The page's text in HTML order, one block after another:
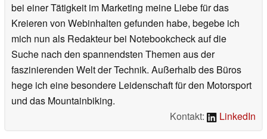
bei einer Tätigkeit im Marketing meine Liebe für das
Kreieren von Webinhalten gefunden habe, begebe ich
mich nun als Redakteur bei Notebookcheck auf die
Suche nach den spannendsten Themen aus der
faszinierenden Welt der Technik. Außerhalb des Büros
hege ich eine besondere Leidenschaft für den Motorsport
und das Mountainbiking.
Kontakt:
LinkedIn